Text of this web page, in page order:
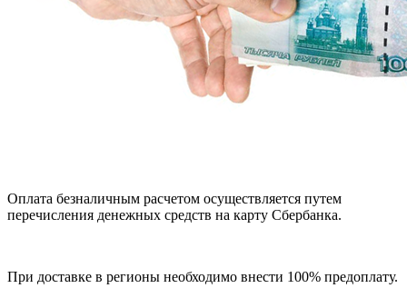
Оплата безналичным расчетом осуществляется путем
перечисления денежных средств на карту Сбербанка.
При доставке в регионы необходимо внести 100% предоплату.